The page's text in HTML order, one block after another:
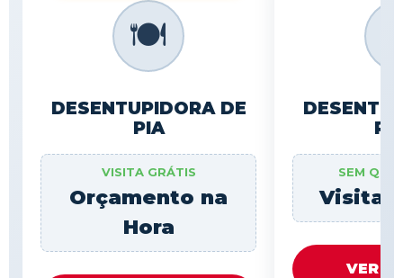
🍽️
DESENTUPIDORA DE
PIA
VISITA GRÁTIS
Orçamento na
Hora
SEM
Visita
VER